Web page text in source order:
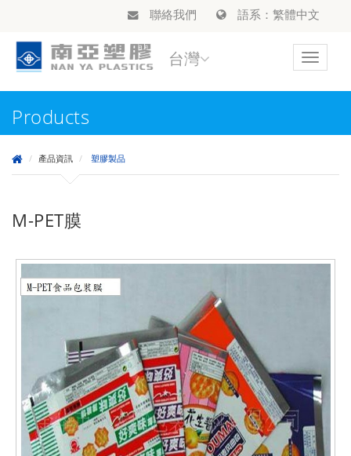
聯絡我們 語系：繁體中文
Toggle
台灣
Products
產品資訊 塑膠製品
M-PET膜